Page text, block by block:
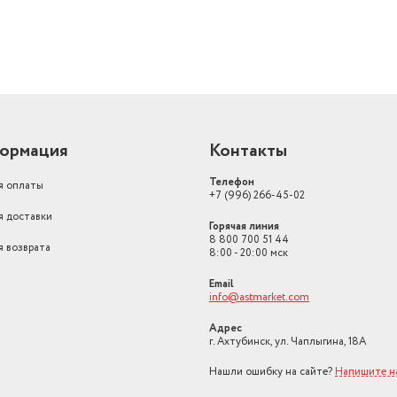
оплаты
доставки
возврата
Контакты
Телефон
+7 (996) 266-45-02
Горячая линия
8 800 700 51 44
8:00 - 20:00 мск
Email
info@astmarket.com
Адрес
г. Ахтубинск, ул. Чаплыгина, 18А
Нашли ошибку на сайте? Напишите